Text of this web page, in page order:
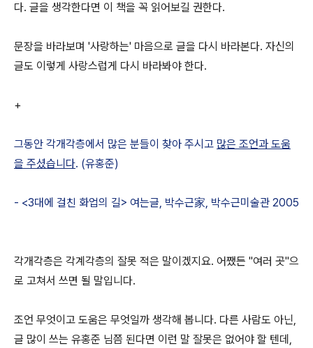
다. 글을 생각한다면 이 책을 꼭 읽어보길 권한다.
문장을 바라보며 '사랑하는' 마음으로 글을 다시 바라본다. 자신의
글도 이렇게 사랑스럽게 다시 바라봐야 한다.
+
그동안 각개각층에서 많은 분들이 찾아 주시고 많은 조언과 도움
을 주셨습니다. (유홍준)
- <3대에 걸친 화업의 길> 여는글, 박수근家, 박수근미술관 2005
각개각층은 각계각층의 잘못 적은 말이겠지요. 어쨌든 "여러 곳"으
로 고쳐서 쓰면 될 말입니다.
조언 무엇이고 도움은 무엇일까 생각해 봅니다. 다른 사람도 아닌,
글 많이 쓰는 유홍준 님쯤 된다면 이런 말 잘못은 없어야 할 텐데,